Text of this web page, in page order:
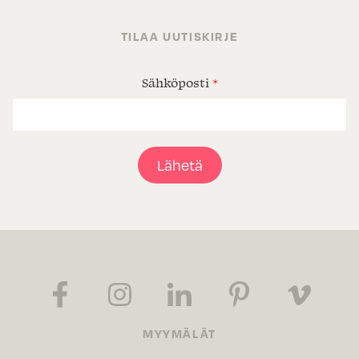
TILAA UUTISKIRJE
Sähköposti *
Lähetä
MYYMÄLÄT